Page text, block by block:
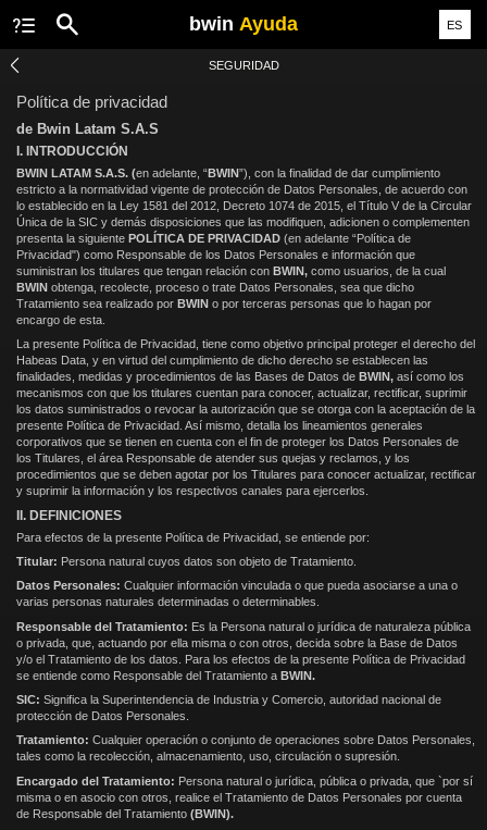
bwin Ayuda ES
SEGURIDAD
Política de privacidad
de Bwin Latam S.A.S
I. INTRODUCCIÓN
BWIN LATAM S.A.S. (en adelante, “BWIN”), con la finalidad de dar cumplimiento
estricto a la normatividad vigente de protección de Datos Personales, de acuerdo con
lo establecido en la Ley 1581 del 2012, Decreto 1074 de 2015, el Título V de la Circular
Única de la SIC y demás disposiciones que las modifiquen, adicionen o complementen
presenta la siguiente POLÍTICA DE PRIVACIDAD (en adelante “Política de
Privacidad") como Responsable de los Datos Personales e información que
suministran los titulares que tengan relación con BWIN, como usuarios, de la cual
BWIN obtenga, recolecte, proceso o trate Datos Personales, sea que dicho
Tratamiento sea realizado por BWIN o por terceras personas que lo hagan por
encargo de esta.
La presente Política de Privacidad, tiene como objetivo principal proteger el derecho del
Habeas Data, y en virtud del cumplimiento de dicho derecho se establecen las
finalidades, medidas y procedimientos de las Bases de Datos de BWIN, así como los
mecanismos con que los titulares cuentan para conocer, actualizar, rectificar, suprimir
los datos suministrados o revocar la autorización que se otorga con la aceptación de la
presente Política de Privacidad. Así mismo, detalla los lineamientos generales
corporativos que se tienen en cuenta con el fin de proteger los Datos Personales de
los Titulares, el área Responsable de atender sus quejas y reclamos, y los
procedimientos que se deben agotar por los Titulares para conocer actualizar, rectificar
y suprimir la información y los respectivos canales para ejercerlos.
II. DEFINICIONES
Para efectos de la presente Política de Privacidad, se entiende por:
Titular: Persona natural cuyos datos son objeto de Tratamiento.
Datos Personales: Cualquier información vinculada o que pueda asociarse a una o
varias personas naturales determinadas o determinables.
Responsable del Tratamiento: Es la Persona natural o jurídica de naturaleza pública
o privada, que, actuando por ella misma o con otros, decida sobre la Base de Datos
y/o el Tratamiento de los datos. Para los efectos de la presente Política de Privacidad
se entiende como Responsable del Tratamiento a BWIN.
SIC: Significa la Superintendencia de Industria y Comercio, autoridad nacional de
protección de Datos Personales.
Tratamiento: Cualquier operación o conjunto de operaciones sobre Datos Personales,
tales como la recolección, almacenamiento, uso, circulación o supresión.
Encargado del Tratamiento: Persona natural o jurídica, pública o privada, que `por sí
misma o en asocio con otros, realice el Tratamiento de Datos Personales por cuenta
de Responsable del Tratamiento (BWIN).